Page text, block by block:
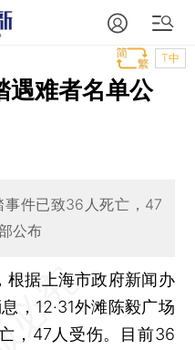
T中
遇难者名单公
事件已致36人死亡，47
公布
据上海市政府新闻办
，12·31外滩陈毅广场
，47人受伤。目前36